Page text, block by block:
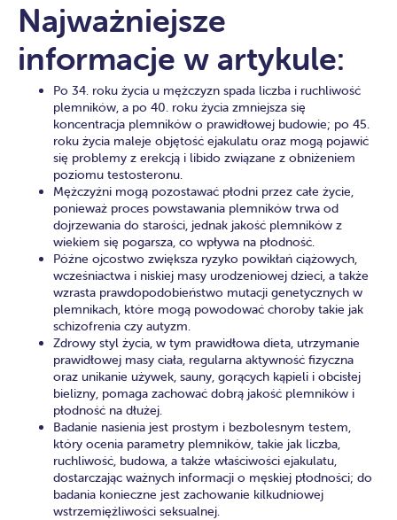
Najważniejsze
informacje w artykule:
Po 34. roku życia u mężczyzn spada liczba i ruchliwość
plemników, a po 40. roku życia zmniejsza się
koncentracja plemników o prawidłowej budowie; po 45.
roku życia maleje objętość ejakulatu oraz mogą pojawić
się problemy z erekcją i libido związane z obniżeniem
poziomu testosteronu.
Mężczyźni mogą pozostawać płodni przez całe życie,
ponieważ proces powstawania plemników trwa od
dojrzewania do starości, jednak jakość plemników z
wiekiem się pogarsza, co wpływa na płodność.
Późne ojcostwo zwiększa ryzyko powikłań ciążowych,
wcześniactwa i niskiej masy urodzeniowej dzieci, a także
wzrasta prawdopodobieństwo mutacji genetycznych w
plemnikach, które mogą powodować choroby takie jak
schizofrenia czy autyzm.
Zdrowy styl życia, w tym prawidłowa dieta, utrzymanie
prawidłowej masy ciała, regularna aktywność fizyczna
oraz unikanie używek, sauny, gorących kąpieli i obcisłej
bielizny, pomaga zachować dobrą jakość plemników i
płodność na dłużej.
Badanie nasienia jest prostym i bezbolesnym testem,
który ocenia parametry plemników, takie jak liczba,
ruchliwość, budowa, a także właściwości ejakulatu,
dostarczając ważnych informacji o męskiej płodności; do
badania konieczne jest zachowanie kilkudniowej
wstrzemięźliwości seksualnej.